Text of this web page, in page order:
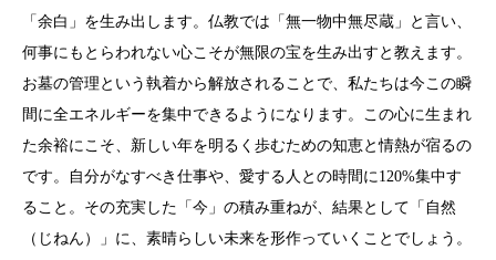
「余白」を生み出します。仏教では「無一物中無尽蔵」と言い、
何事にもとらわれない心こそが無限の宝を生み出すと教えます。
お墓の管理という執着から解放されることで、私たちは今この瞬
間に全エネルギーを集中できるようになります。この心に生まれ
た余裕にこそ、新しい年を明るく歩むための知恵と情熱が宿るの
です。自分がなすべき仕事や、愛する人との時間に120%集中す
ること。その充実した「今」の積み重ねが、結果として「自然
（じねん）」に、素晴らしい未来を形作っていくことでしょう。